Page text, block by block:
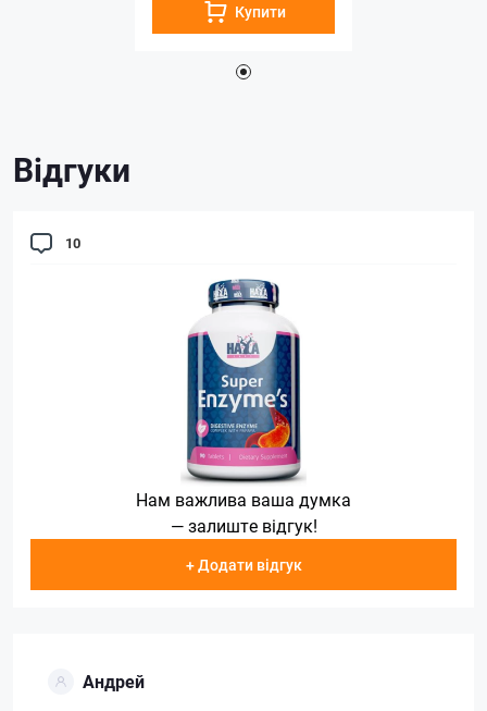
Купити
Відгуки
10
Нам важлива ваша думка
— залиште відгук!
+ Додати відгук
Андрей